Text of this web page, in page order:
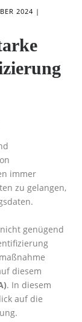
2024
immer
zu gelangen,
genügend
diesem
. In diesem
auf die